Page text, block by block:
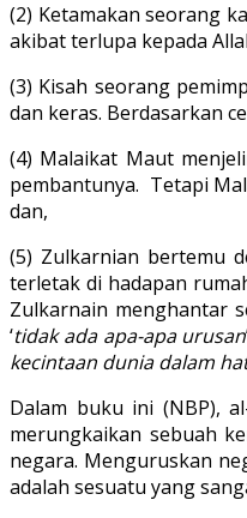
(2) Ketamakan seorang
akibat terlupa kepada
(3) Kisah seorang
dan keras. Berdasarkan
(4) Malaikat Maut
pembantunya. Tetapi
dan,
(5) Zulkarnian bertemu
terletak di hadapan
Zulkarnain menghantar
‘tidak ada apa-apa urusan
kecintaan dunia dalam
Dalam buku ini (NBP),
merungkaikan sebuah
negara. Menguruskan
adalah sesuatu yang